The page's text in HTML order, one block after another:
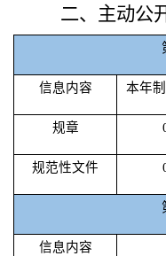
二、主动公
信息内容 本年
规章
规范性文件
信息内容